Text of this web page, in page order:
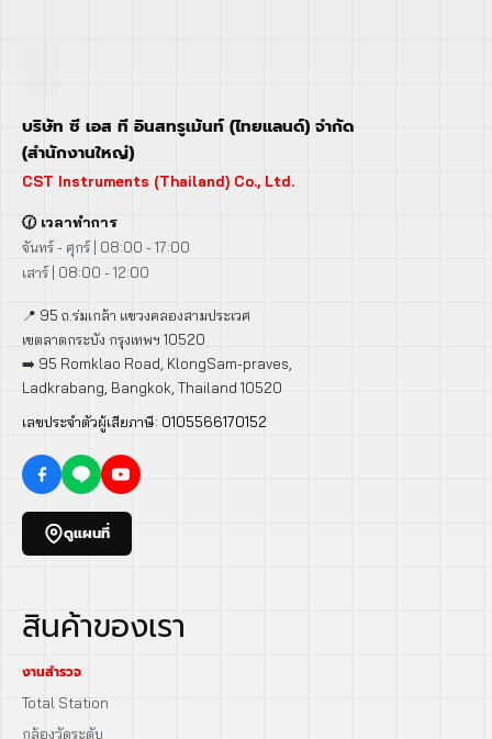
บริษัท ซี เอส ที อินสทรูเม้นท์ (ไทยแลนด์) จำกัด
(สำนักงานใหญ่)
CST Instruments (Thailand) Co., Ltd.
🕜 เวลาทำการ
จันทร์ - ศุกร์ | 08:00 - 17:00
เสาร์ | 08:00 - 12:00
📍 95 ถ.ร่มเกล้า แขวงคลองสามประเวศ
เขตลาดกระบัง กรุงเทพฯ 10520
➡️ 95 Romklao Road, KlongSam-praves,
Ladkrabang, Bangkok, Thailand 10520
เลขประจำตัวผู้เสียภาษี: 0105566170152
ดูแผนที่
สินค้าของเรา
งานสำรวจ
Total Station
กล้องวัดระดับ